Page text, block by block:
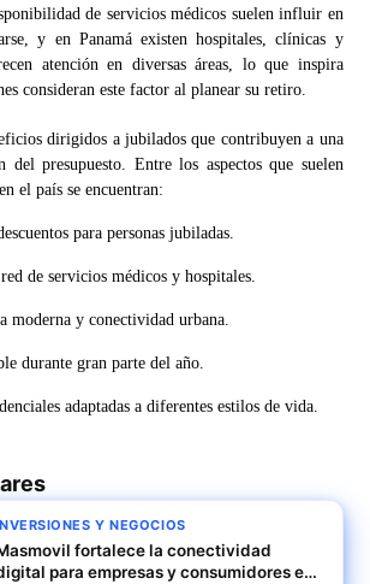
de servicios médicos suelen influir en
y en Panamá existen hospitales, clínicas y
atención en diversas áreas, lo que inspira
consideran este factor al planear su retiro.
dirigidos a jubilados que contribuyen a una
del presupuesto. Entre los aspectos que suelen
el país se encuentran:
para personas jubiladas.
de servicios médicos y hospitales.
moderna y conectividad urbana.
durante gran parte del año.
adaptadas a diferentes estilos de vida.
Y NEGOCIOS
fortalece la conectividad
para empresas y consumidores en